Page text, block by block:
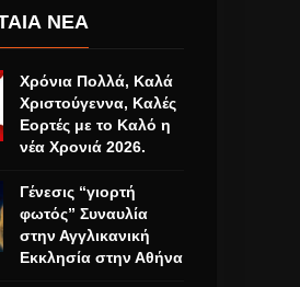
ΝΕΑ
Χρόνια Πολλά, Καλά
Χριστούγεννα, Καλές
Εορτές με το Καλό η
νέα Χρονιά 2026.
Γένεσις “γιορτή
φωτός” Συναυλία
στην Αγγλικανική
Εκκλησία στην Αθήνα